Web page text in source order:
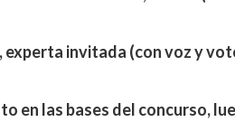
experta invitada (con voz y
en las bases del concurso,